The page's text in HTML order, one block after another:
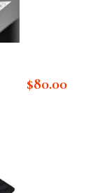
$80.00